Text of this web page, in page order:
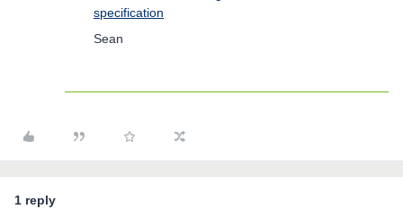
specification
Sean
1 reply